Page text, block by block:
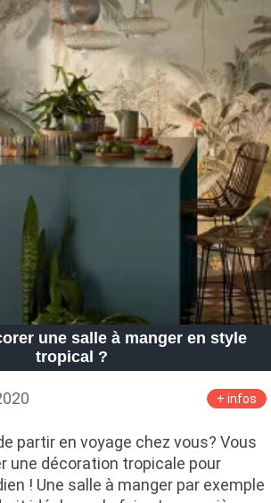
une salle à manger en style
tropical ?
+ infos
partir en voyage chez vous? Vous
une décoration tropicale pour
! Une salle à manger par exemple